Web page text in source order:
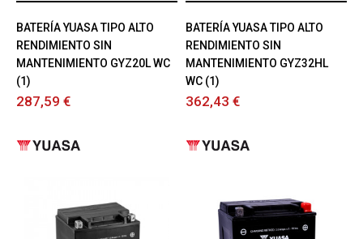
BATERÍA YUASA TIPO ALTO
RENDIMIENTO SIN
MANTENIMIENTO GYZ20L WC
(1)
287,59 €
BATERÍA YUASA TIPO ALTO
RENDIMIENTO SIN
MANTENIMIENTO GYZ32HL
WC (1)
362,43 €